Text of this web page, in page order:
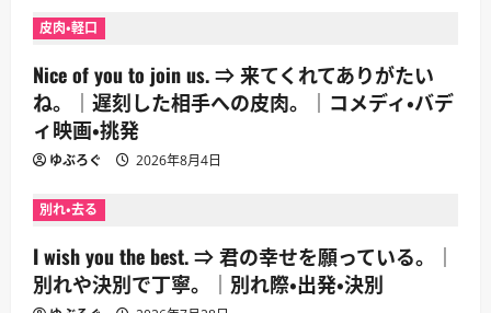
皮肉・軽口
Nice of you to join us. ⇒ 来てくれてありがたい
ね。｜遅刻した相手への皮肉。｜コメディ・バデ
ィ映画・挑発
ゆぶろぐ 2026年8月4日
別れ・去る
I wish you the best. ⇒ 君の幸せを願っている。｜
別れや決別で丁寧。｜別れ際・出発・決別